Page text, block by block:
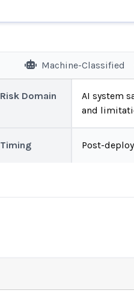
Machine-Classified
Risk Domain
AI system
and
Timing Post-